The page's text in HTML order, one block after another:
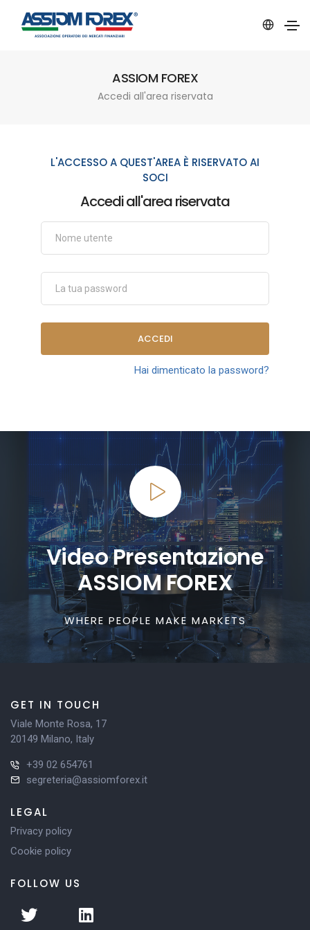
ASSIOM FOREX
Accedi all'area riservata
L'ACCESSO A QUEST'AREA È RISERVATO AI
SOCI
Accedi all'area riservata
ACCEDI
Hai dimenticato la password?
Video Presentazione
ASSIOM FOREX
WHERE PEOPLE MAKE MARKETS
GET IN TOUCH
Viale Monte Rosa, 17
20149 Milano, Italy
+39 02 654761
segreteria@assiomforex.it
LEGAL
Privacy policy
Cookie policy
FOLLOW US